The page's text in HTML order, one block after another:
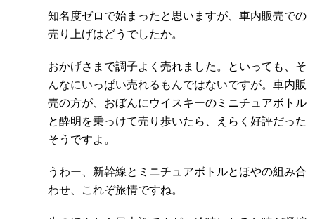
知名度ゼロで始まったと思いますが、車内販売での
売り上げはどうでしたか。
おかげさまで調子よく売れました。といっても、そ
んなにいっぱい売れるもんではないですが。車内販
売の方が、おぼんにウイスキーのミニチュアボトル
と酔明を乗っけて売り歩いたら、えらく好評だった
そうですよ。
うわー、新幹線とミニチュアボトルとほやの組み合
わせ、これぞ旅情ですね。